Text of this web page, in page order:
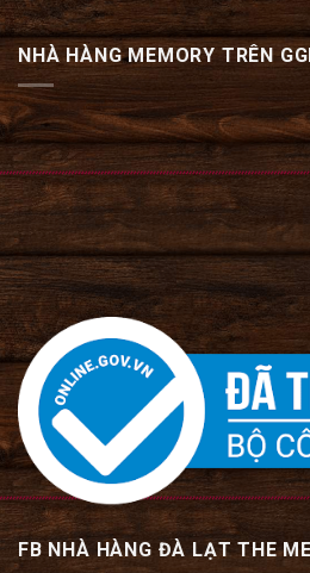
NHÀ HÀNG MEMORY TRÊN
FB NHÀ HÀNG ĐÀ LẠT THE